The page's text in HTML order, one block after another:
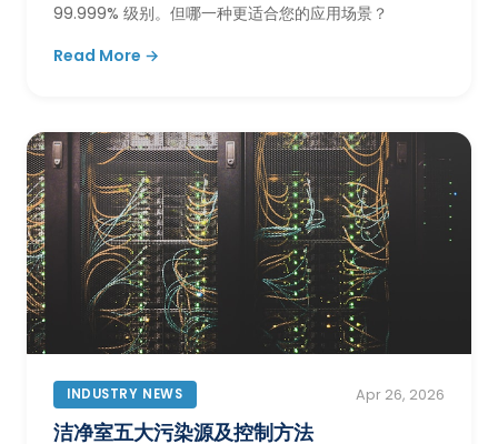
99.999% 级别。但哪一种更适合您的应用场景？
Read More →
INDUSTRY NEWS Apr 26, 2026
洁净室五大污染源及控制方法